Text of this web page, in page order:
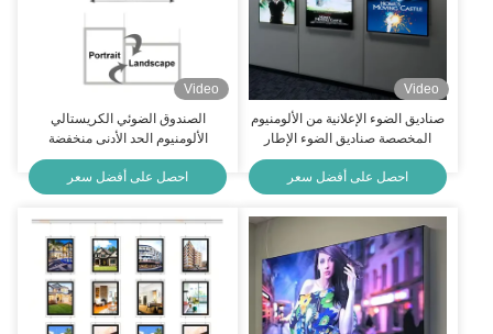
Video
صناديق الضوء الإعلانية من الألومنيوم
المخصصة صناديق الضوء الإطار
الفوتوغرافي صناديق الضوء A4 Led
Lightbox Ultra Thin
احصل على أفضل سعر
Video
الصندوق الضوئي الكريستالي
الألومنيوم الحد الأدنى منخفضة
الصورة المقطع الإعلانية الضوء
الخلفي ملصق الإطار الصناديق
الضوئية
احصل على أفضل سعر